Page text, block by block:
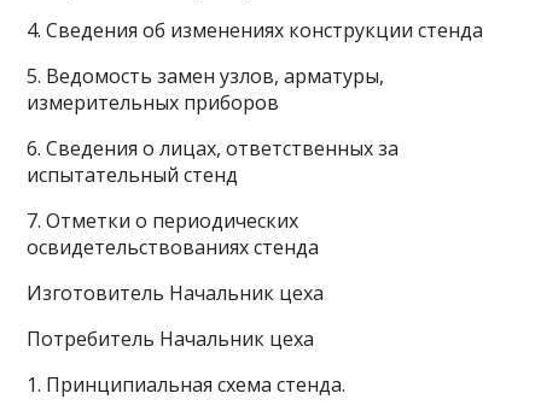
4. Сведения об изменениях конструкции стенда
5. Ведомость замен узлов, арматуры,
измерительных приборов
6. Сведения о лицах, ответственных за
испытательный стенд
7. Отметки о периодических
освидетельствованиях стенда
Изготовитель Начальник цеха
Потребитель Начальник цеха
1. Принципиальная схема стенда.